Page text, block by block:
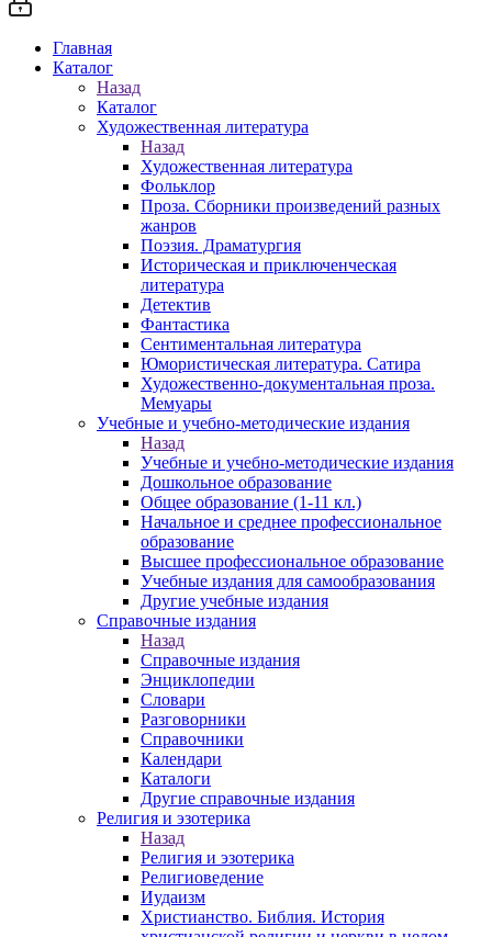
Главная
Каталог
Назад
Каталог
Художественная литература
Назад
Художественная литература
Фольклор
Проза. Сборники произведений разных
жанров
Поэзия. Драматургия
Историческая и приключенческая
литература
Детектив
Фантастика
Сентиментальная литература
Юмористическая литература. Сатира
Художественно-документальная проза.
Мемуары
Учебные и учебно-методические издания
Назад
Учебные и учебно-методические издания
Дошкольное образование
Общее образование (1-11 кл.)
Начальное и среднее профессиональное
образование
Высшее профессиональное образование
Учебные издания для самообразования
Другие учебные издания
Справочные издания
Назад
Справочные издания
Энциклопедии
Словари
Разговорники
Справочники
Календари
Каталоги
Другие справочные издания
Религия и эзотерика
Назад
Религия и эзотерика
Религиоведение
Иудаизм
Христианство. Библия. История